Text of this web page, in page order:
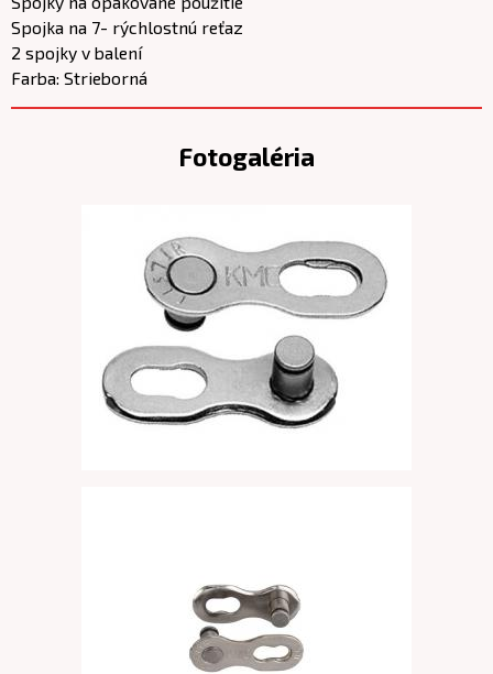
Spojka na 7- rýchlostnú reťaz
2 spojky v balení
Farba: Strieborná
Fotogaléria